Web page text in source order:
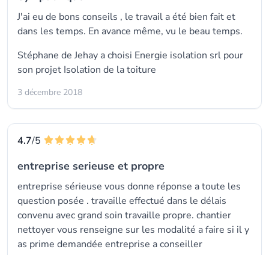
J'ai eu de bons conseils , le travail a été bien fait et
dans les temps. En avance même, vu le beau temps.
Stéphane de Jehay a choisi Energie isolation srl pour
son projet Isolation de la toiture
3 décembre 2018
4.7/5
entreprise serieuse et propre
entreprise sérieuse vous donne réponse a toute les
question posée . travaille effectué dans le délais
convenu avec grand soin travaille propre. chantier
nettoyer vous renseigne sur les modalité a faire si il y
as prime demandée entreprise a conseiller